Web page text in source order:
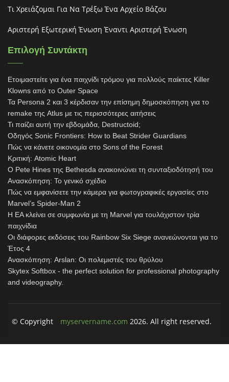
Τι Χρειάζομαι Για Να Τρέξω Ένα Αρχείο Βάζου
Αριστερή Εξωτερική Ένωση Έναντι Αριστερή Ένωση
Επιλογή Συντάκτη
Ετοιμαστείτε για ένα παιχνίδι τρόμου για πολλούς παίκτες Killer
Klowns από το Outer Space
Τα Persona 2 και 3 κέρδισαν την επίσημη δημοσκόπηση για το
remake της Atlus με τις περισσότερες αιτήσεις
Τι παίζει αυτή την εβδομάδα, Destructoid;
Οδηγός Sonic Frontiers: How to Beat Strider Guardians
Πώς να κάνετε οικονομία στο Sons of the Forest
Κριτική: Atomic Heart
Ο Pete Hines της Bethesda ανακοινώνει τη συνταξιοδότησή του
Ανασκόπηση: Το γενικό σχέδιο
Πώς να εμφανίσετε την κάμερα για φωτογραφικές εργασίες στο
Marvel’s Spider-Man 2
Η EA κλείνει σε συμφωνία με τη Marvel για τουλάχιστον τρία
παιχνίδια
Οι διάφορες εκδόσεις του Rainbow Six Siege ανανεώνονται για το
Έτος 4
Ανασκόπηση: Arslan: Οι πολεμιστές του θρύλου
Skytex Softbox - the perfect solution for professional photography
and videography.
© Copyright myservername.com 2026. All right reserved.